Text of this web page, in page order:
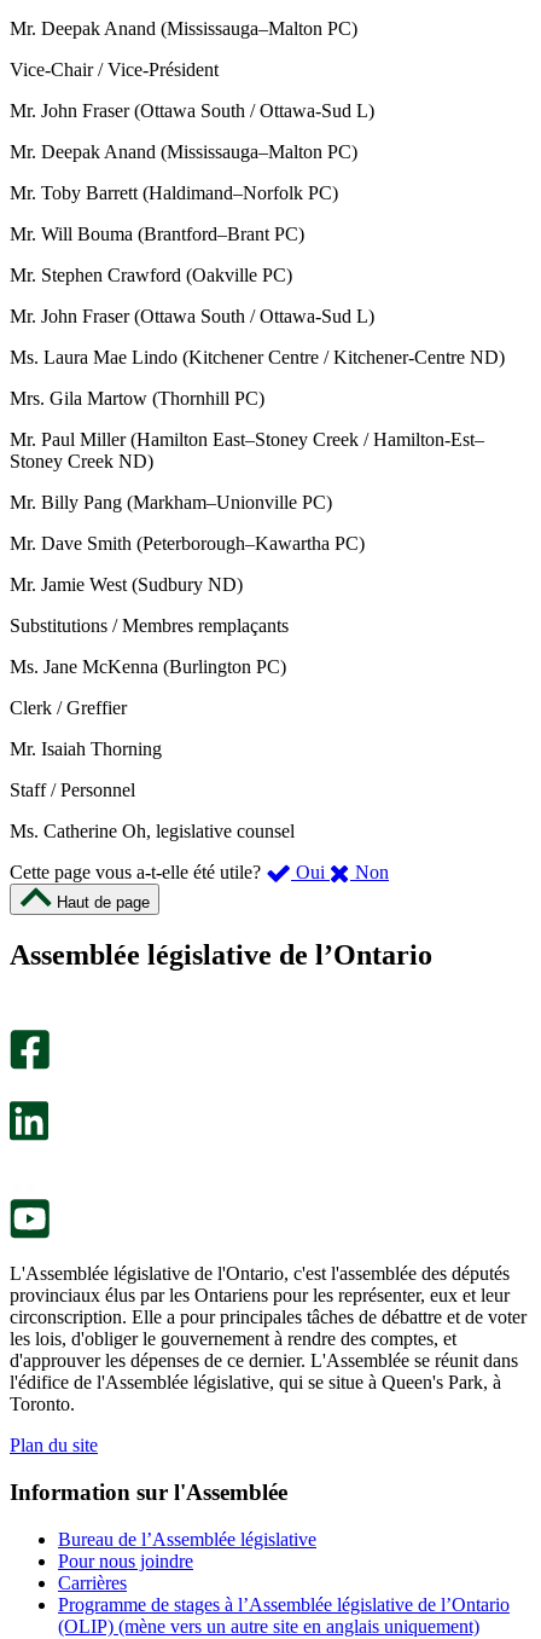
Mr. Deepak Anand (Mississauga–Malton PC)
Vice-Chair / Vice-Président
Mr. John Fraser (Ottawa South / Ottawa-Sud L)
Mr. Deepak Anand (Mississauga–Malton PC)
Mr. Toby Barrett (Haldimand–Norfolk PC)
Mr. Will Bouma (Brantford–Brant PC)
Mr. Stephen Crawford (Oakville PC)
Mr. John Fraser (Ottawa South / Ottawa-Sud L)
Ms. Laura Mae Lindo (Kitchener Centre / Kitchener-Centre ND)
Mrs. Gila Martow (Thornhill PC)
Mr. Paul Miller (Hamilton East–Stoney Creek / Hamilton-Est–
Stoney Creek ND)
Mr. Billy Pang (Markham–Unionville PC)
Mr. Dave Smith (Peterborough–Kawartha PC)
Mr. Jamie West (Sudbury ND)
Substitutions / Membres remplaçants
Ms. Jane McKenna (Burlington PC)
Clerk / Greffier
Mr. Isaiah Thorning
Staff / Personnel
Ms. Catherine Oh, legislative counsel
Cette page vous a-t-elle été utile?
Oui ,
été
Non
m’a
Haut de page
Assemblée législative de l’Ontario
L'Assemblée législative de l'Ontario, c'est l'assemblée des députés
provinciaux élus par les Ontariens pour les représenter, eux et leur
circonscription. Elle a pour principales tâches de débattre et de voter
les lois, d'obliger le gouvernement à rendre des comptes, et
d'approuver les dépenses de ce dernier. L'Assemblée se réunit dans
l'édifice de l'Assemblée législative, qui se situe à Queen's Park, à
Toronto.
Plan du site
Information sur l'Assemblée
Bureau de l’Assemblée législative
Pour nous joindre
Carrières
Programme de stages à l’Assemblée législative de l’Ontario
(OLIP) (mène vers un autre site en anglais uniquement)